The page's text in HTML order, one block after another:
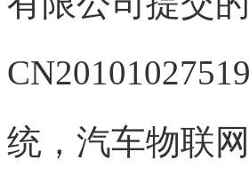
统，汽车物联